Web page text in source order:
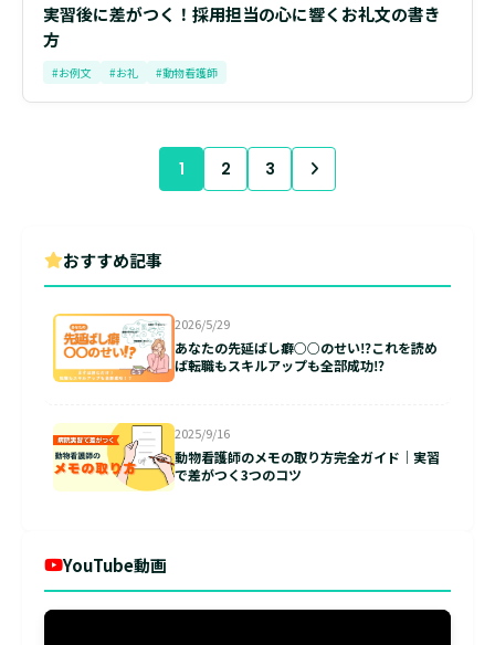
実習後に差がつく！採用担当の心に響くお礼文の書き
方
#お例文 #お礼 #動物看護師
1 2 3
おすすめ記事
2026/5/29
あなたの先延ばし癖○○のせい⁉これを読め
ば転職もスキルアップも全部成功⁉
2025/9/16
動物看護師のメモの取り方完全ガイド｜実習
で差がつく3つのコツ
YouTube動画